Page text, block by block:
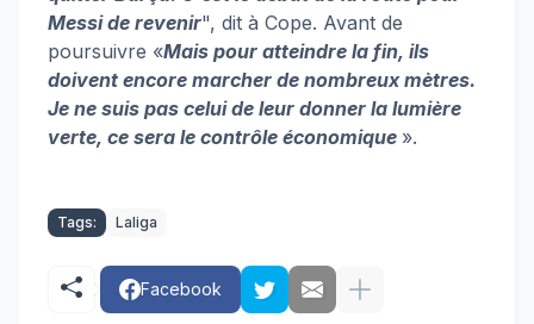
Messi de revenir", dit à Cope. Avant de
poursuivre «Mais pour atteindre la fin, ils
doivent encore marcher de nombreux mètres.
Je ne suis pas celui de leur donner la lumière
verte, ce sera le contrôle économique ».
Tags: Laliga
Facebook